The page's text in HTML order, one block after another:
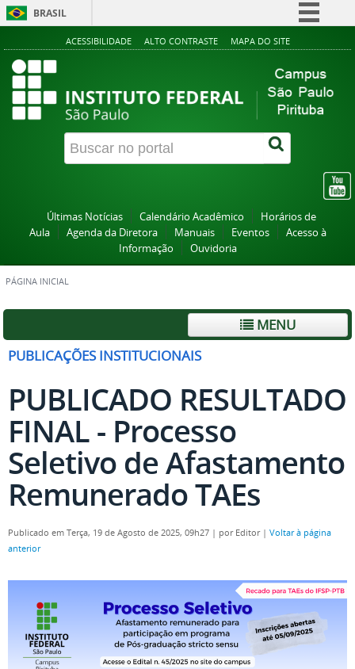
BRASIL
Simplifique!
Participe
Acesso à informação
Legislação
Canais
ACESSIBILIDADE ALTO CONTRASTE MAPA DO SITE
Últimas Notícias Calendário Acadêmico
Horários de
Aula
Agenda da Diretora Manuais Eventos
Acesso à
Informação
Ouvidoria
PÁGINA INICIAL
MENU
PUBLICAÇÕES INSTITUCIONAIS
PUBLICADO RESULTADO
FINAL - Processo
Seletivo de Afastamento
Remunerado TAEs
Publicado em Terça, 19 de Agosto de 2025, 09h27 | por Editor | Voltar à página
anterior